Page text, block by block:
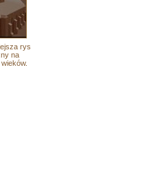
rys
na